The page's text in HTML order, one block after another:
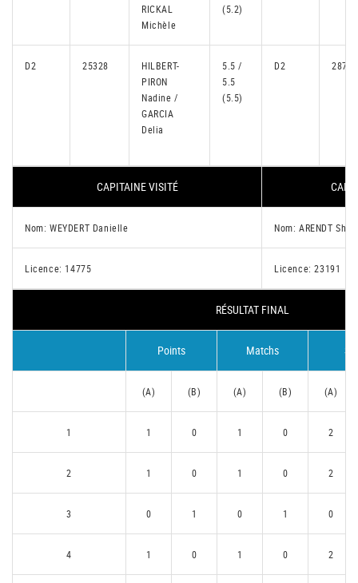
RICKAL
Michèle
(5.2)
D2 25328
HILBERT-
PIRON
Nadine /
GARCIA
Delia
5.5 /
5.5
(5.5)
D2 28728
CAPITAINE VISITÉ
Nom: WEYDERT Danielle Nom: ARENDT
Licence: 14775 Licence: 23191
RÉSULTAT FINAL
Points Matchs
(A) (B) (A) (B) (A)
1 1 0 1 0 2
2 1 0 1 0 2
3 0 1 0 1 0
4 1 0 1 0 2